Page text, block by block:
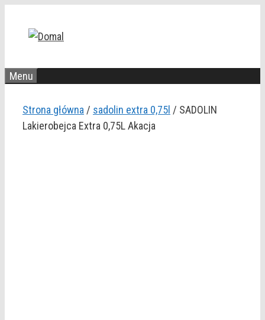
Menu
Strona główna / sadolin extra 0,75l / SADOLIN
Lakierobejca Extra 0,75L Akacja